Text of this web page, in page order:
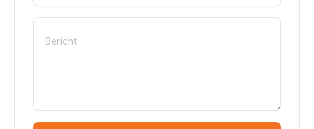
Bericht